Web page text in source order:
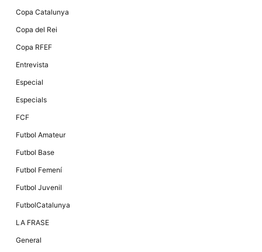
Copa Catalunya
Copa del Rei
Copa RFEF
Entrevista
Especial
Especials
FCF
Futbol Amateur
Futbol Base
Futbol Femení
Futbol Juvenil
FutbolCatalunya
LA FRASE
General